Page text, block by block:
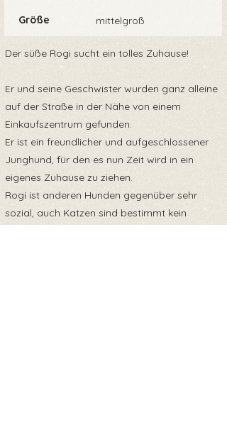
Größe mittelgroß
Der süße Rogi sucht ein tolles Zuhause!
Er und seine Geschwister wurden ganz alleine
auf der Straße in der Nähe von einem
Einkaufszentrum gefunden.
Er ist ein freundlicher und aufgeschlossener
Junghund, für den es nun Zeit wird in ein
eigenes Zuhause zu ziehen.
Rogi ist anderen Hunden gegenüber sehr
sozial, auch Katzen sind bestimmt kein